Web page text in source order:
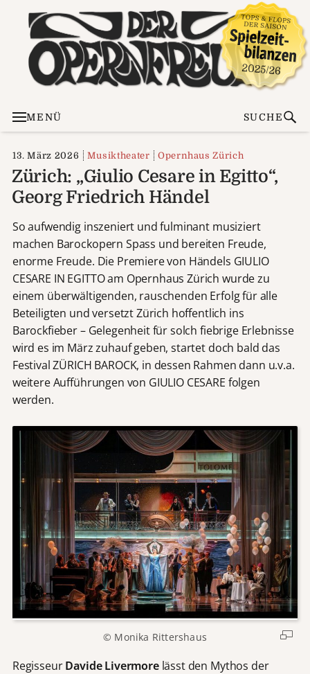
MENÜ SUCHE
13. März 2026 Musiktheater Opernhaus Zürich
Zürich: „Giulio Cesare in Egitto“,
Georg Friedrich Händel
So aufwendig inszeniert und fulminant musiziert
machen Barockopern Spass und bereiten Freude,
enorme Freude. Die Premiere von Händels GIULIO
CESARE IN EGITTO am Opernhaus Zürich wurde zu
einem überwältigenden, rauschenden Erfolg für alle
Beteiligten und versetzt Zürich hoffentlich ins
Barockfieber – Gelegenheit für solch fiebrige Erlebnisse
wird es im März zuhauf geben, startet doch bald das
Festival ZÜRICH BAROCK, in dessen Rahmen dann u.v.a.
weitere Aufführungen von GIULIO CESARE folgen
werden.
© Monika Rittershaus
RegisseurDavide Livermore lässt den Mythos der